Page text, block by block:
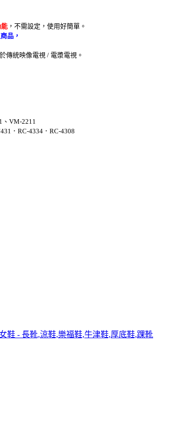
，不需設定，使用好簡單。
品，
傳統映像電視 / 電漿電視。
、VM-2211
．RC-4334．RC-4308
鞋 - 長靴,涼鞋,樂福鞋,牛津鞋,厚底鞋,踝靴